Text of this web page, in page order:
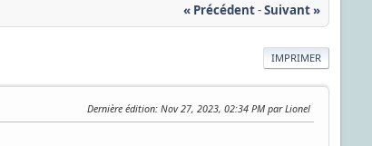
« Précédent-Suivant »
IMPRIMER
Dernière édition: Nov 27, 2023, 02:34 PM par Lionel